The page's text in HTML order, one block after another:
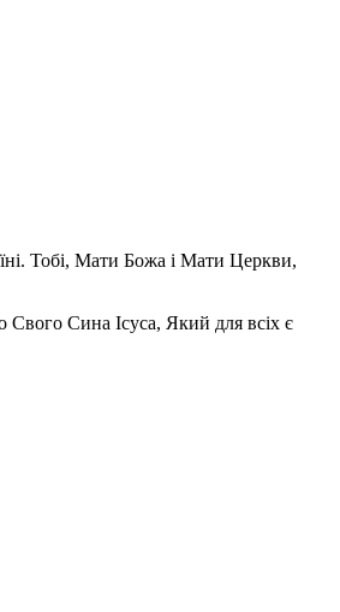
Тобі, Мати Божа і Мати Церкви,
Свого Сина Ісуса, Який для всіх є